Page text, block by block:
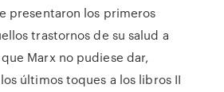
presentaron los primeros
trastornos de su salud a
Marx no pudiese dar,
últimos toques a los libros II